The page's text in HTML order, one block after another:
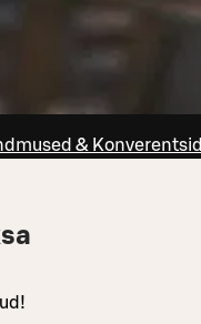
& Konverentsid